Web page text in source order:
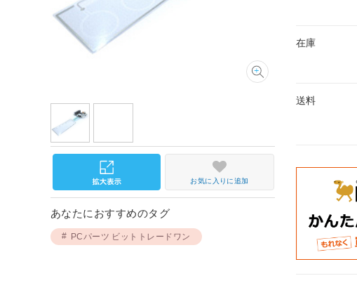
在庫
送料
お気に入りに追加
あなたにおすすめのタグ
PCパーツ ビットトレードワン